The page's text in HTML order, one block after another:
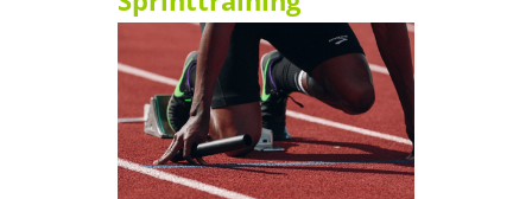
menschliche Körper 22 Stück. Aus ihnen kann er alle
benötigten körpereigenen Eiweiße herstellen. Neun
davon, die essenziellen Aminosäuren, kann der